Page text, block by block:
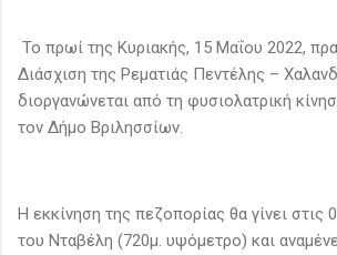
Το πρωί της Κυριακής, 15 Μαΐου 2022,
Διάσχιση της Ρεματιάς Πεντέλης –
διοργανώνεται από τη φυσιολατρική
τον Δήμο Βριλησσίων.
Η εκκίνηση της πεζοπορίας θα γίνει στις
του Νταβέλη (720μ. υψόμετρο) και